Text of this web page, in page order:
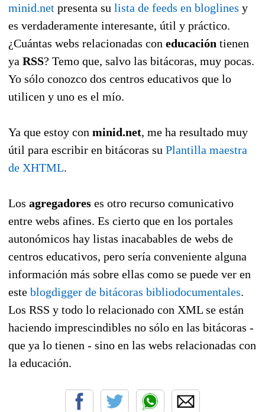
minid.net presenta su lista de feeds en bloglines y
es verdaderamente interesante, útil y práctico.
¿Cuántas webs relacionadas con educación tienen
ya RSS? Temo que, salvo las bitácoras, muy pocas.
Yo sólo conozco dos centros educativos que lo
utilicen y uno es el mío.
Ya que estoy con minid.net, me ha resultado muy
útil para escribir en bitácoras su Plantilla maestra
de XHTML.
Los agregadores es otro recurso comunicativo
entre webs afines. Es cierto que en los portales
autonómicos hay listas inacabables de webs de
centros educativos, pero sería conveniente alguna
información más sobre ellas como se puede ver en
este blogdigger de bitácoras bibliodocumentales.
Los RSS y todo lo relacionado con XML se están
haciendo imprescindibles no sólo en las bitácoras -
que ya lo tienen - sino en las webs relacionadas con
la educación.